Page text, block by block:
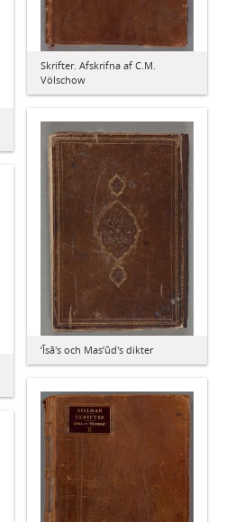
Skrifter. Afskrifna af C.M.
Völschow
ʼĪsā's och Masʼūd's dikter